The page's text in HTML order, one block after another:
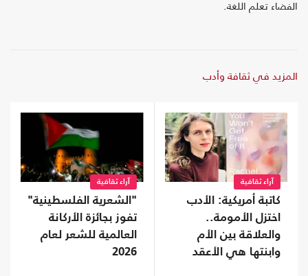
الفضاء تعلم اللغة.
المزيد في ثقافة وأدب
آراء ثقافية
كاتبة أمريكية: الأدب
اختزل الأمومة..
والعلاقة بين الأم
وابنتها هي الأعقد
آراء ثقافية
"الشعرية الفلسطينية"
تفوز بجائزة الأركانة
العالمية للشعر لعام
2026